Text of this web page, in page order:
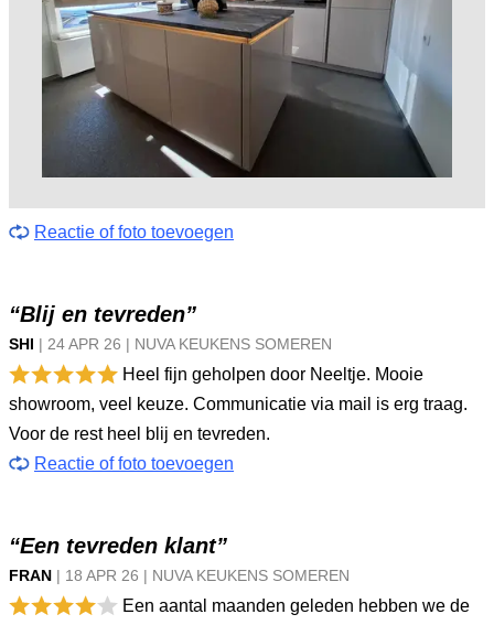
Reactie of foto toevoegen
“Blij en tevreden”
SHI | 24 APR 26 | NUVA KEUKENS SOMEREN
Heel fijn geholpen door Neeltje. Mooie
showroom, veel keuze. Communicatie via mail is erg traag.
Voor de rest heel blij en tevreden.
Reactie of foto toevoegen
“Een tevreden klant”
FRAN | 18 APR 26 | NUVA KEUKENS SOMEREN
Een aantal maanden geleden hebben we de